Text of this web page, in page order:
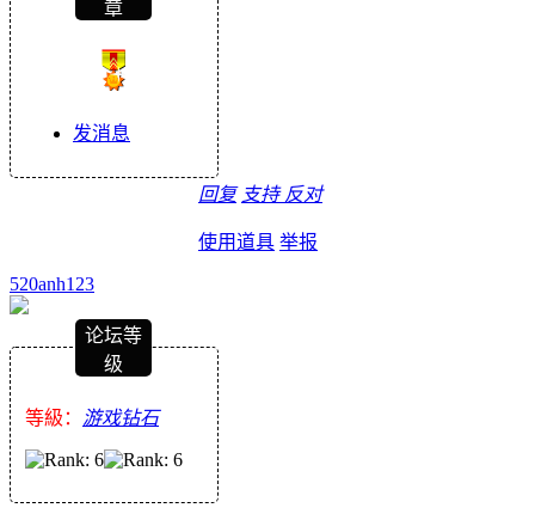
章
发消息
回复 支持 反对
使用道具 举报
520anh123
论坛等
级
等級： 游戏钻石